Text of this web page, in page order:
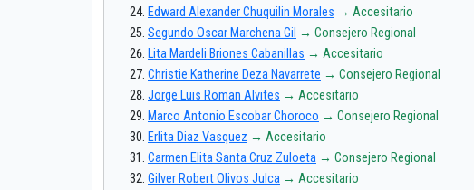
Edward Alexander Chuquilin Morales → Accesitario
Segundo Oscar Marchena Gil → Consejero Regional
Lita Mardeli Briones Cabanillas → Accesitario
Christie Katherine Deza Navarrete → Consejero Regional
Jorge Luis Roman Alvites → Accesitario
Marco Antonio Escobar Choroco → Consejero Regional
Erlita Diaz Vasquez → Accesitario
Carmen Elita Santa Cruz Zuloeta → Consejero Regional
Gilver Robert Olivos Julca → Accesitario